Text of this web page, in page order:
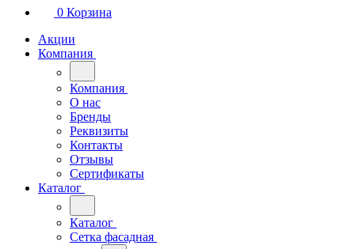
0 Корзина
Акции
Компания
Компания
О нас
Бренды
Реквизиты
Контакты
Отзывы
Сертификаты
Каталог
Каталог
Сетка фасадная